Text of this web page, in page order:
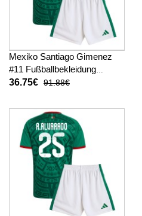
Mexiko Santiago Gimenez
#11 Fußballbekleidung
Heimtrikot Kinder WM 2026
36.75€ 91.88€